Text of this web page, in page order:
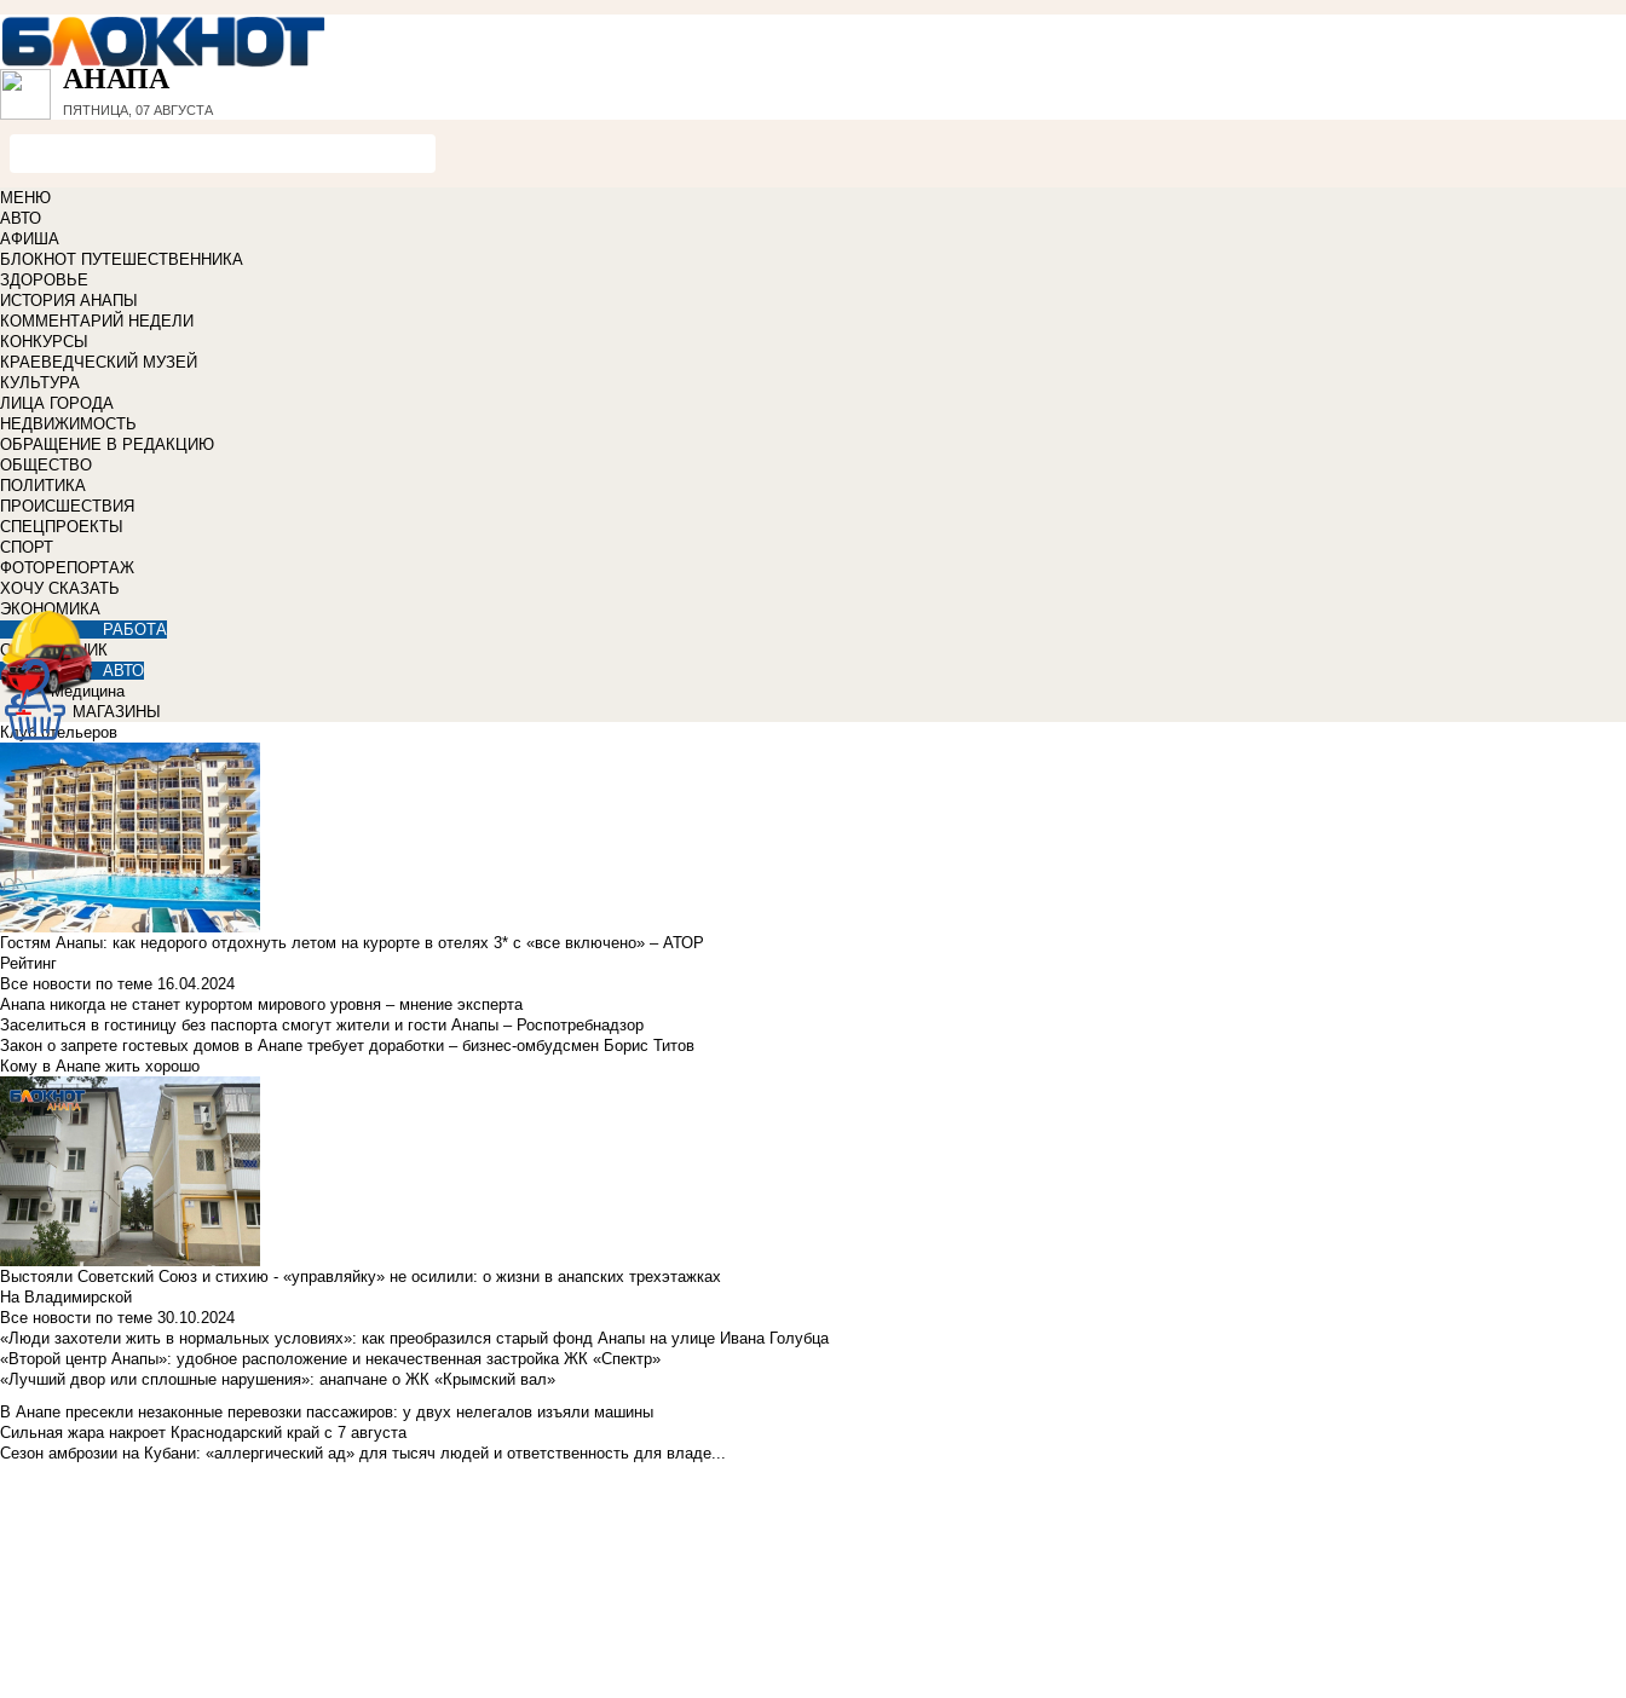
АНАПА
ПЯТНИЦА, 07 АВГУСТА
МЕНЮ
АВТО
АФИША
БЛОКНОТ ПУТЕШЕСТВЕННИКА
ЗДОРОВЬЕ
ИСТОРИЯ АНАПЫ
КОММЕНТАРИЙ НЕДЕЛИ
КОНКУРСЫ
КРАЕВЕДЧЕСКИЙ МУЗЕЙ
КУЛЬТУРА
ЛИЦА ГОРОДА
НЕДВИЖИМОСТЬ
ОБРАЩЕНИЕ В РЕДАКЦИЮ
ОБЩЕСТВО
ПОЛИТИКА
ПРОИСШЕСТВИЯ
СПЕЦПРОЕКТЫ
СПОРТ
ФОТОРЕПОРТАЖ
ХОЧУ СКАЗАТЬ
ЭКОНОМИКА
РАБОТА
СПРАВОЧНИК
АВТО
Медицина
МАГАЗИНЫ
Клуб отельеров
Гостям Анапы: как недорого отдохнуть летом на курорте в отелях 3* с «все включено» – АТОР
Рейтинг
Все новости по теме 16.04.2024
Анапа никогда не станет курортом мирового уровня – мнение эксперта
Заселиться в гостиницу без паспорта смогут жители и гости Анапы – Роспотребнадзор
Закон о запрете гостевых домов в Анапе требует доработки – бизнес-омбудсмен Борис Титов
Кому в Анапе жить хорошо
Выстояли Советский Союз и стихию - «управляйку» не осилили: о жизни в анапских трехэтажках
На Владимирской
Все новости по теме 30.10.2024
«Люди захотели жить в нормальных условиях»: как преобразился старый фонд Анапы на улице Ивана Голубца
«Второй центр Анапы»: удобное расположение и некачественная застройка ЖК «Спектр»
«Лучший двор или сплошные нарушения»: анапчане о ЖК «Крымский вал»
В Анапе пресекли незаконные перевозки пассажиров: у двух нелегалов изъяли машины
Сильная жара накроет Краснодарский край с 7 августа
Сезон амброзии на Кубани: «аллергический ад» для тысяч людей и ответственность для владе...